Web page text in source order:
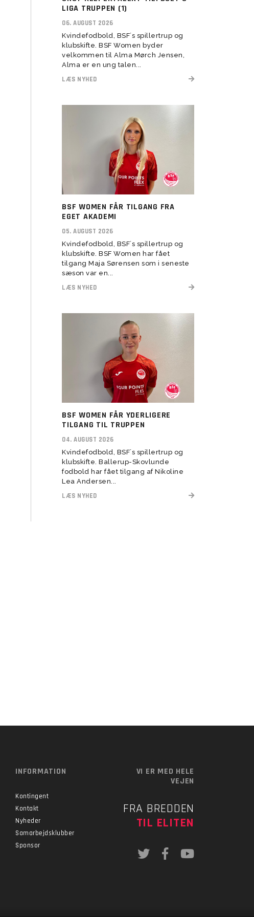
herresenior
Assistenttrænere søges til
BSF Talent (U13-U17)
Elitetillæg
Pige Talent og uddannelse
Pige Talent setup
Transitionstræning
LIGA TRUPPEN (1)
06. AUGUST 2026
Kvindefodbold, BSF´s spillertrup og
klubskifte. BSF Women byder
velkommen til Alma Mørch Jensen,
Alma er en ung talen...
LÆS NYHED
BSF WOMEN FÅR TILGANG FRA
EGET AKADEMI
05. AUGUST 2026
Kvindefodbold, BSF´s spillertrup og
klubskifte. BSF Women har fået
tilgang Maja Sørensen som i seneste
sæson var en...
LÆS NYHED
BSF WOMEN FÅR YDERLIGERE
TILGANG TIL TRUPPEN
04. AUGUST 2026
Kvindefodbold, BSF´s spillertrup og
klubskifte. Ballerup-Skovlunde
fodbold har fået tilgang af Nikoline
Lea Andersen...
LÆS NYHED
INFORMATION
Kontingent
Kontakt
Nyheder
Samarbejdsklubber
Sponsor
VI ER MED HELE
VEJEN
FRA BREDDEN
TIL ELITEN